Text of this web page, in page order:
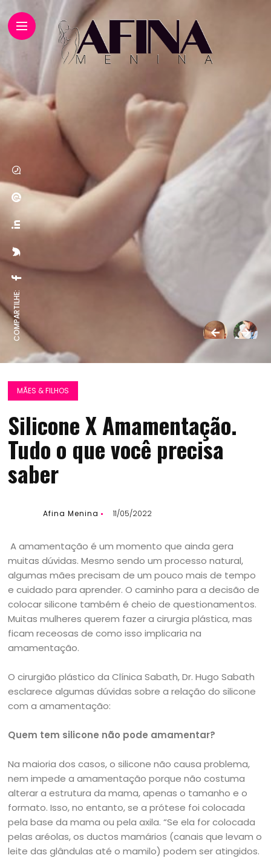
COMPARTILHE:
MÃES & FILHOS
Silicone X Amamentação.
Tudo o que você precisa
saber
Afina Menina 11/05/2022
A amamentação é um momento que ainda gera
muitas dúvidas. Mesmo sendo um processo natural,
algumas mães precisam de um pouco mais de tempo
e cuidado para aprender. O caminho para a decisão de
colocar silicone também é cheio de questionamentos.
Muitas mulheres querem fazer a cirurgia plástica, mas
ficam receosas de como isso implicaria na
amamentação.
O cirurgião plástico da Clínica Sabath, Dr. Hugo Sabath
esclarece algumas dúvidas sobre a relação do silicone
com a amamentação:
Quem tem silicone não pode amamentar?
Na maioria dos casos, o silicone não causa problema,
nem impede a amamentação porque não costuma
alterar a estrutura da mama, apenas o tamanho e o
formato. Isso, no entanto, se a prótese foi colocada
pela base da mama ou pela axila. “Se ela for colocada
pelas aréolas, os ductos mamários (canais que levam o
leite das glândulas até o mamilo) podem ser atingidos.